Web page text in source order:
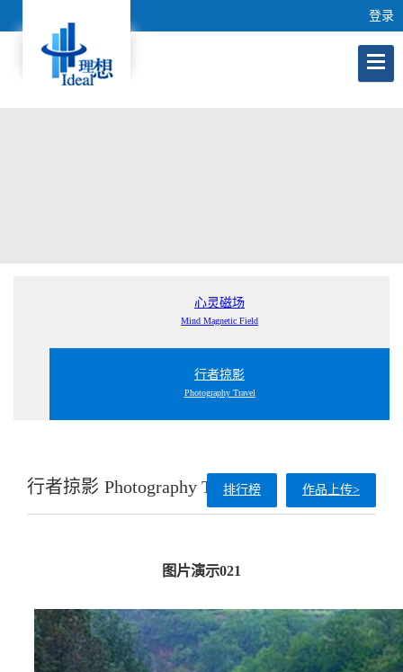
登录
心灵磁场
Mind Magnetic Field
行者掠影
Photography Travel
行者掠影 Photography Travel
排行榜 作品上传>
图片演示021